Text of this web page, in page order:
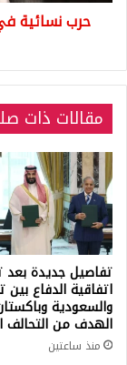
حرب نسائية
مقالات ذات
تفاصيل جديدة بعد
اتفاقية الدفاع بين
والسعودية
الهدف من التحالف
منذ ساعتين